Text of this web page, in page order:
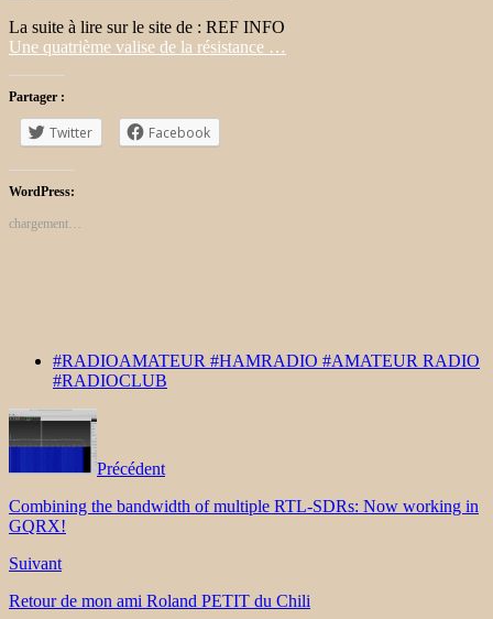
La suite à lire sur le site de : REF INFO
Une quatrième valise de la résistance …
Partager :
Twitter Facebook
WordPress:
chargement…
#RADIOAMATEUR #HAMRADIO #AMATEUR RADIO
#RADIOCLUB
Précédent
Combining the bandwidth of multiple RTL-SDRs: Now working in
GQRX!
Suivant
Retour de mon ami Roland PETIT du Chili